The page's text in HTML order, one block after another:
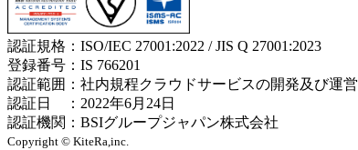
認証規格：ISO/IEC 27001:2022 / JIS Q 27001:2023
登録番号：IS 766201
認証範囲：社内規程クラウドサービスの開発及び運営
認証日 ：2022年6月24日
認証機関：BSIグループジャパン株式会社
Copyright © KiteRa,inc.